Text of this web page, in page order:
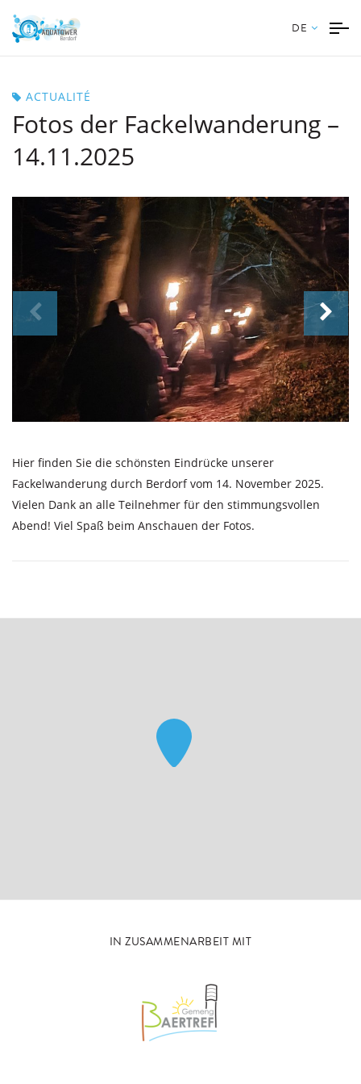
DE
ACTUALITÉ
Fotos der Fackelwanderung –
14.11.2025
Hier finden Sie die schönsten Eindrücke unserer
Fackelwanderung durch Berdorf vom 14. November 2025.
Vielen Dank an alle Teilnehmer für den stimmungsvollen
Abend! Viel Spaß beim Anschauen der Fotos.
IN ZUSAMMENARBEIT MIT